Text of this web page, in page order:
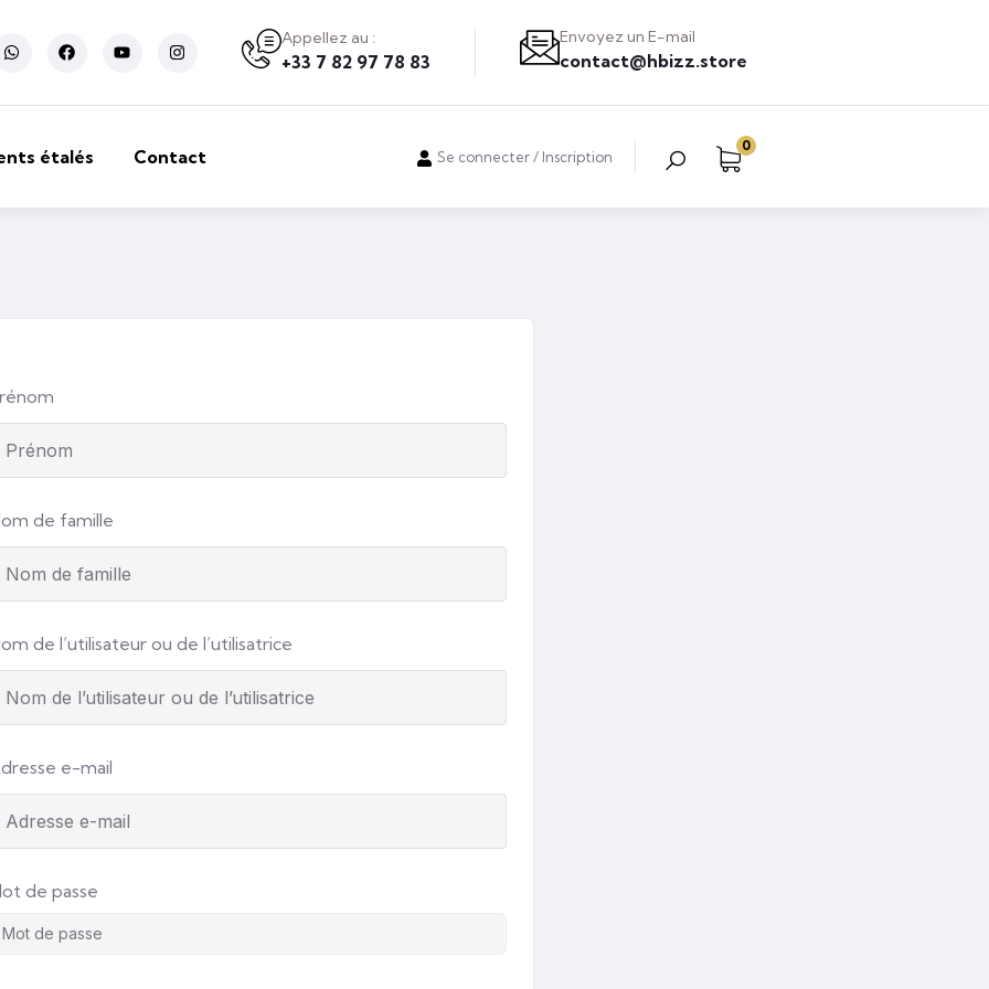
Appellez au :
+33 7 82 97 78 83
Envoyez un E-mail
contact@hbizz.store
étalés Contact Se connecter / Inscription
0
de famille
de l’utilisateur ou de l’utilisatrice
e-mail
de passe